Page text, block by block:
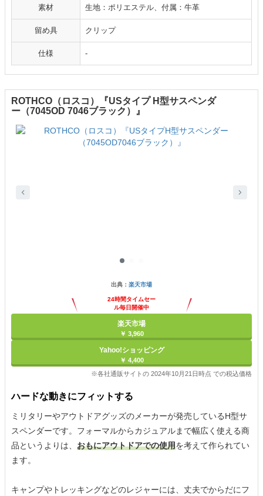
素材 生地：ポリエステル、付属：牛革
留め具 クリップ
仕様 -
ROTHCO（ロスコ）『USタイプ H型サスペンダ
ー（7045OD 7046ブラック）』
出典： 楽天市場
24時間タイムセー
ル毎日開催中
楽天市場
￥ 3,960
Yahoo!ショッピング
￥ 4,400
※各社通販サイトの 2024年10月21日時点 での税込価格
ハードな動きにフィットする
ミリタリーやアウトドアグッズのメーカーが発売しているH型サ
スペンダーです。フォーマルからカジュアルまで幅広く使える商
品というよりは、 おもにアウトドアでの使用を考えて作られてい
ます。
キャンプやトレッキングなどのレジャーには、丈夫でからだにフ